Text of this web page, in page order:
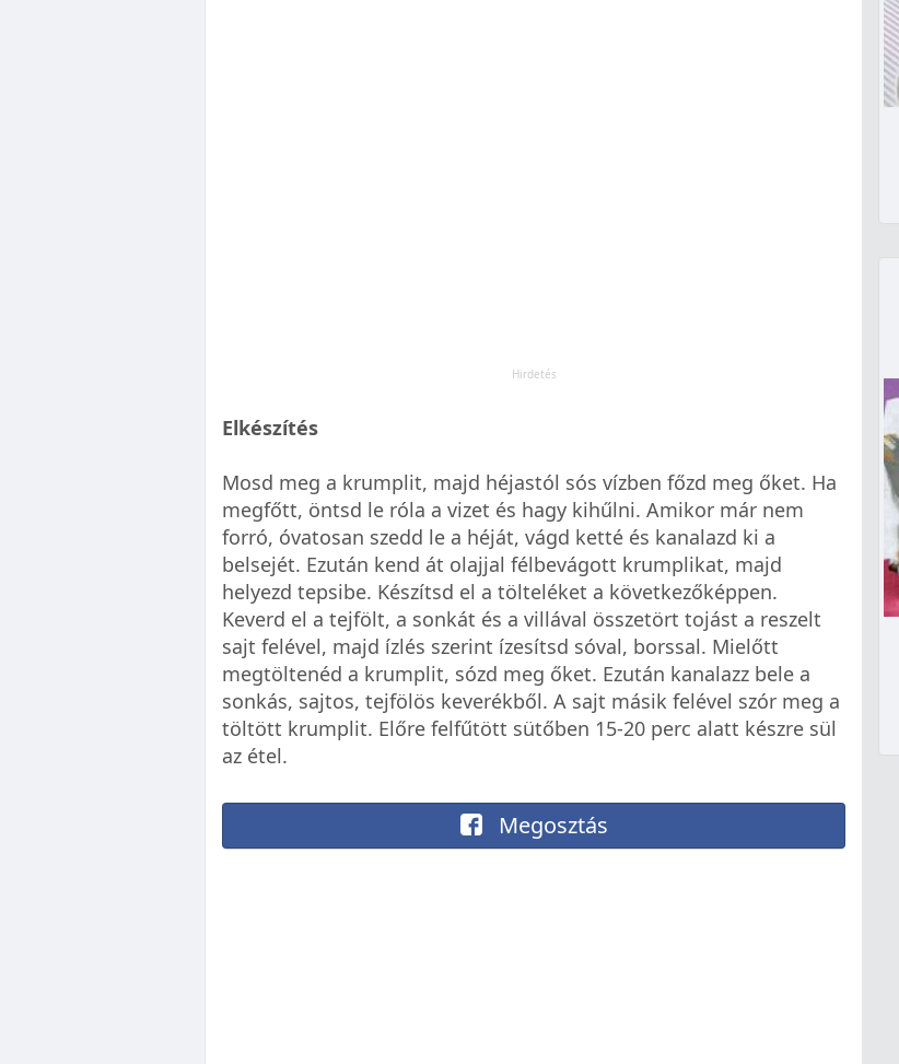
Elkészítés
Mosd meg a krumplit, majd héjastól sós vízben főzd meg őket. Ha
megfőtt, öntsd le róla a vizet és hagy kihűlni. Amikor már nem
forró, óvatosan szedd le a héját, vágd ketté és kanalazd ki a
belsejét. Ezután kend át olajjal félbevágott krumplikat, majd
helyezd tepsibe. Készítsd el a tölteléket a következőképpen.
Keverd el a tejfölt, a sonkát és a villával összetört tojást a reszelt
sajt felével, majd ízlés szerint ízesítsd sóval, borssal. Mielőtt
megtöltenéd a krumplit, sózd meg őket. Ezután kanalazz bele a
sonkás, sajtos, tejfölös keverékből. A sajt másik felével szór meg a
töltött krumplit. Előre felfűtött sütőben 15-20 perc alatt készre sül
az étel.
Megosztás